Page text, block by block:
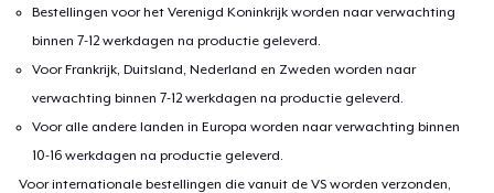
Bestellingen voor het Verenigd Koninkrijk worden naar verwachting
binnen 7-12 werkdagen na productie geleverd.
Voor Frankrijk, Duitsland, Nederland en Zweden worden naar
verwachting binnen 7-12 werkdagen na productie geleverd.
Voor alle andere landen in Europa worden naar verwachting binnen
10-16 werkdagen na productie geleverd.
Voor internationale bestellingen die vanuit de VS worden verzonden,